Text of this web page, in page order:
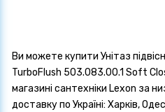
Ви можете купити Унітаз
TurboFlush 503.083.00.1 Soft
магазині сантехніки Lexon за
доставку по Україні: Харків,